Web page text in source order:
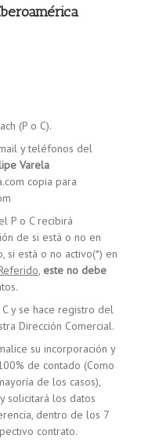
(P o C).
y teléfonos del
Varela
copia para
P o C recibirá
de si está o no en
si está o no activo(*) en
, este no debe
y se hace registro del
Dirección Comercial.
su incorporación y
de contado (Como
de los casos),
solicitará los datos
dentro de los 7
contrato.